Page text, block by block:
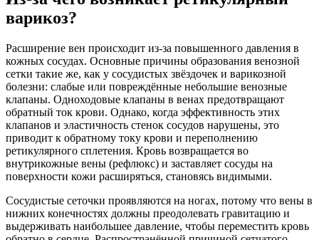
варикоз?
Расширение вен происходит из-за повышенного давления в
кожных сосудах. Основные причины образования венозной
сетки такие же, как у сосудистых звёздочек и варикозной
болезни: слабые или повреждённые небольшие венозные
клапаны. Одноходовые клапаны в венах предотвращают
обратный ток крови. Однако, когда эффективность этих
клапанов и эластичность стенок сосудов нарушены, это
приводит к обратному току крови и переполнению
ретикулярного сплетения. Кровь возвращается во
внутрикожные вены (рефлюкс) и заставляет сосуды на
поверхности кожи расширяться, становясь видимыми.
Сосудистые сеточки проявляются на ногах, потому что вены в
нижних конечностях должны преодолевать гравитацию и
выдерживать наибольшее давление, чтобы переместить кровь